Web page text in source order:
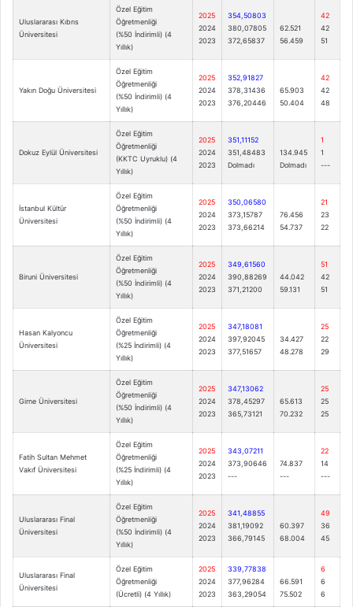
Uluslararası Kıbrıs
Üniversitesi
Özel Eğitim
Öğretmenliği
(%50 İndirimli) (4
Yıllık)
2025
2024
2023
354,50803
380,07805
372,65837
62.521
56.459
42
42
51
Yakın Doğu Üniversitesi
Özel Eğitim
Öğretmenliği
(%50 İndirimli) (4
Yıllık)
2025
2024
2023
352,91827
378,31436
376,20446
65.903
50.404
42
42
48
Dokuz Eylül Üniversitesi
Özel Eğitim
Öğretmenliği
(KKTC Uyruklu) (4
Yıllık)
2025
2024
2023
351,11152
351,48483
Dolmadı
134.945
Dolmadı
1
1
---
İstanbul Kültür
Üniversitesi
Özel Eğitim
Öğretmenliği
(%50 İndirimli) (4
Yıllık)
2025
2024
2023
350,06580
373,15787
373,66214
76.456
54.737
21
23
22
Biruni Üniversitesi
Özel Eğitim
Öğretmenliği
(%50 İndirimli) (4
Yıllık)
2025
2024
2023
349,61560
390,88269
371,21200
44.042
59.131
51
42
51
Hasan Kalyoncu
Üniversitesi
Özel Eğitim
Öğretmenliği
(%25 İndirimli) (4
Yıllık)
2025
2024
2023
347,18081
397,92045
377,51657
34.427
48.278
25
22
29
Girne Üniversitesi
Özel Eğitim
Öğretmenliği
(%50 İndirimli) (4
Yıllık)
2025
2024
2023
347,13062
378,45297
365,73121
65.613
70.232
25
25
25
Fatih Sultan Mehmet
Vakıf Üniversitesi
Özel Eğitim
Öğretmenliği
(%25 İndirimli) (4
Yıllık)
2025
2024
2023
343,07211
373,90646
---
74.837
---
22
14
---
Uluslararası Final
Üniversitesi
Özel Eğitim
Öğretmenliği
(%50 İndirimli) (4
Yıllık)
2025
2024
2023
341,48855
381,19092
366,79145
60.397
68.004
49
36
45
Uluslararası Final
Üniversitesi
Özel Eğitim
Öğretmenliği
(Ücretli) (4 Yıllık)
2025
2024
2023
339,77838
377,96284
363,29054
66.591
75.502
6
6
6